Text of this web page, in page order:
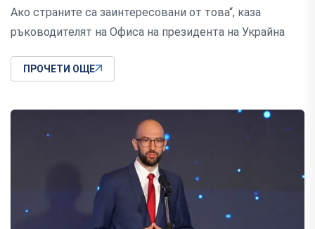
Ако страните са заинтересовани от това“, каза
ръководителят на Офиса на президента на Украйна
ПРОЧЕТИ ОЩЕ